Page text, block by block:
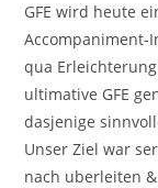
GFE wird heute
Accompaniment-
qua
ultimative GFE
dasjenige
Unser Ziel war
nach uberleiten